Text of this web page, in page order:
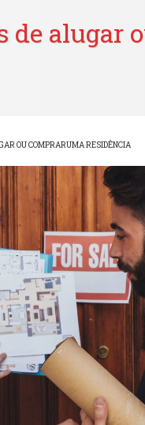
de alugar
OU COMPRARUMA RESIDÊNCIA